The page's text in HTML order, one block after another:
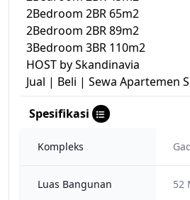
2Bedroom 2BR 65m2
2Bedroom 2BR 89m2
3Bedroom 3BR 110m2
HOST by Skandinavia
Jual | Beli | Sewa Apartemen
Spesifikasi
Kompleks
Luas Bangunan 52